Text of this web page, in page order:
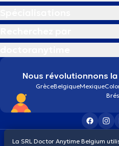
Nous révolutionnons
GrèceBelgiqueMexique
Conditions généralesCookies
La SRL Doctor Anytime Belgium